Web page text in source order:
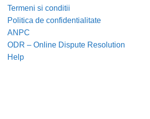
Termeni si conditii
Politica de confidentialitate
ANPC
ODR – Online Dispute Resolution
Help